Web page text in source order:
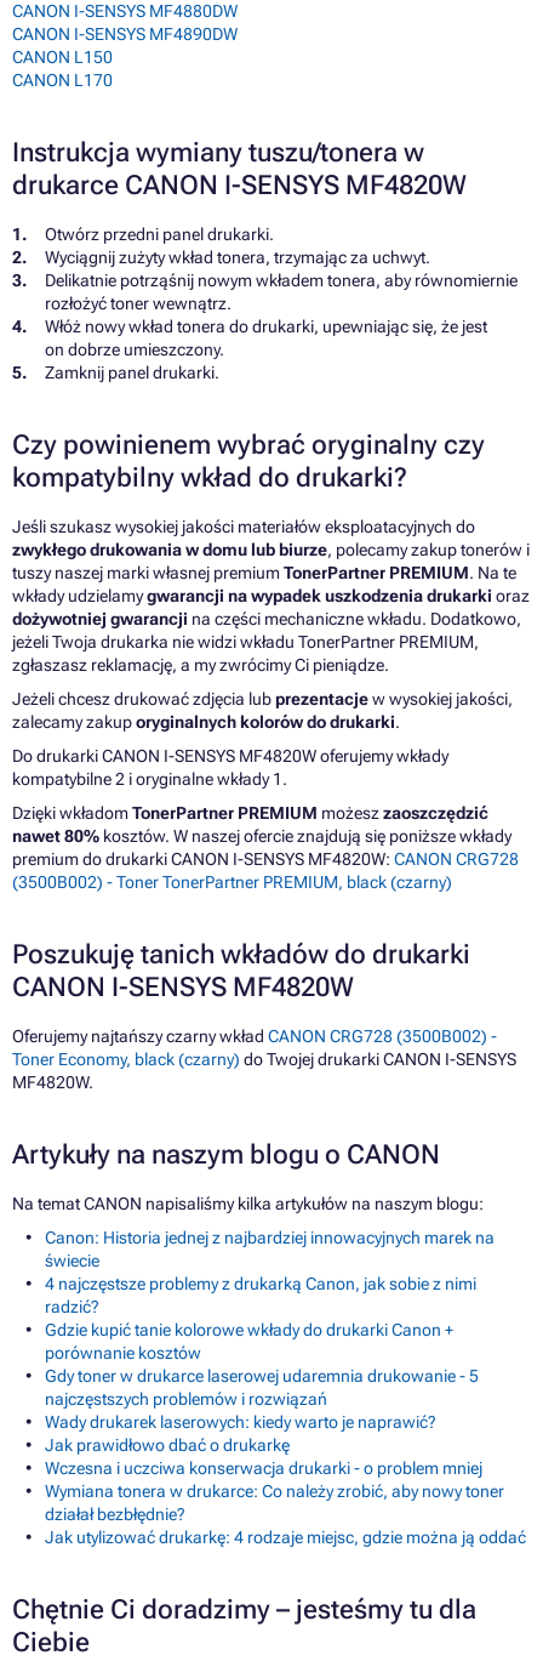
CANON I-SENSYS MF4880DW
CANON I-SENSYS MF4890DW
CANON L150
CANON L170
Instrukcja wymiany tuszu/tonera w
drukarce CANON I-SENSYS MF4820W
Otwórz przedni panel drukarki.
Wyciągnij zużyty wkład tonera, trzymając za uchwyt.
Delikatnie potrząśnij nowym wkładem tonera, aby równomiernie
rozłożyć toner wewnątrz.
Włóż nowy wkład tonera do drukarki, upewniając się, że jest
on dobrze umieszczony.
Zamknij panel drukarki.
Czy powinienem wybrać oryginalny czy
kompatybilny wkład do drukarki?
Jeśli szukasz wysokiej jakości materiałów eksploatacyjnych do
zwykłego drukowania w domu lub biurze, polecamy zakup tonerów i
tuszy naszej marki własnej premiumTonerPartner PREMIUM. Na te
wkłady udzielamygwarancji na wypadek uszkodzenia drukarki oraz
dożywotniej gwarancji na części mechaniczne wkładu. Dodatkowo,
jeżeli Twoja drukarka nie widzi wkładu TonerPartner PREMIUM,
zgłaszasz reklamację, a my zwrócimy Ci pieniądze.
Jeżeli chcesz drukować zdjęcia lubprezentacjew wysokiej jakości,
zalecamy zakuporyginalnych kolorów do drukarki.
Do drukarki CANON I-SENSYS MF4820W oferujemy wkłady
kompatybilne 2 i oryginalne wkłady 1.
Dzięki wkładomTonerPartner PREMIUM możeszzaoszczędzić
nawet 80% kosztów. W naszej ofercie znajdują się poniższe wkłady
premium do drukarki CANON I-SENSYS MF4820W: CANON CRG728
(3500B002) - Toner TonerPartner PREMIUM, black (czarny)
Poszukuję tanich wkładów do drukarki
CANON I-SENSYS MF4820W
Oferujemy najtańszy czarny wkład CANON CRG728 (3500B002) -
Toner Economy, black (czarny) do Twojej drukarki CANON I-SENSYS
MF4820W.
Artykuły na naszym blogu o CANON
Na temat CANON napisaliśmy kilka artykułów na naszym blogu:
Canon: Historia jednej z najbardziej innowacyjnych marek na
świecie
4 najczęstsze problemy z drukarką Canon, jak sobie z nimi
radzić?
Gdzie kupić tanie kolorowe wkłady do drukarki Canon +
porównanie kosztów
Gdy toner w drukarce laserowej udaremnia drukowanie - 5
najczęstszych problemów i rozwiązań
Wady drukarek laserowych: kiedy warto je naprawić?
Jak prawidłowo dbać o drukarkę
Wczesna i uczciwa konserwacja drukarki - o problem mniej
Wymiana tonera w drukarce: Co należy zrobić, aby nowy toner
działał bezbłędnie?
Jak utylizować drukarkę: 4 rodzaje miejsc, gdzie można ją oddać
Chętnie Ci doradzimy – jesteśmy tu dla
Ciebie